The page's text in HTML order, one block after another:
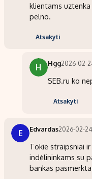
klientams
pelno.
Atsakyti
H Hgg2026-02-
SEB.ru ko
Atsakyti
E Edvardas2026-02-24
Tokie straipsniai
indėlininkams su
bankas